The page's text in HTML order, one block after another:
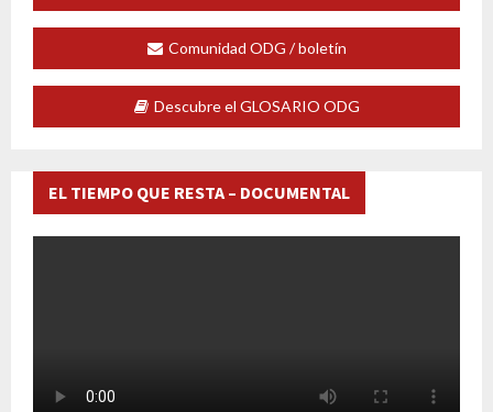
Comunidad ODG / boletín
Descubre el GLOSARIO ODG
EL TIEMPO QUE RESTA – DOCUMENTAL